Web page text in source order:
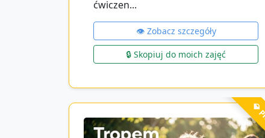
ćwiczen...
👁️ Zobacz szczegóły
🔒 Skopiuj do moich zajęć
💎